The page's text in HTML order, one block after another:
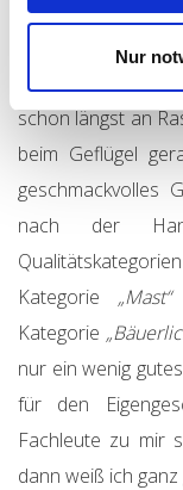
Nur
Hähnchen –
allerdings als
Während beim
schon längst an
beim Geflügel
geschmackvolles
nach der
Kategorie „Mast“
Kategorie
nur ein wenig
für den
Fachleute zu mir
dann weiß ich